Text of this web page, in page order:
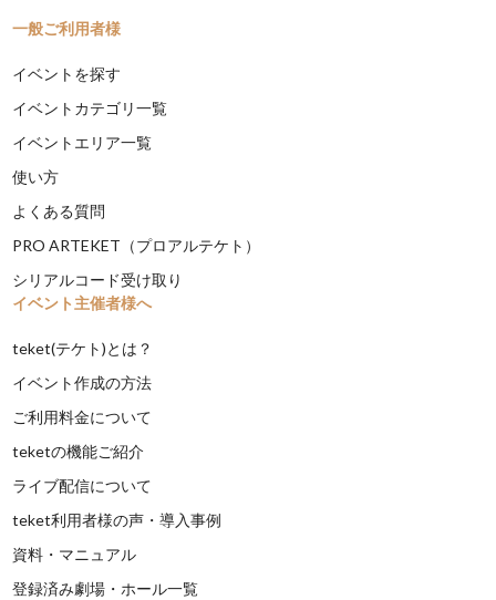
一般ご利用者様
イベントを探す
イベントカテゴリ一覧
イベントエリア一覧
使い方
よくある質問
PRO ARTEKET（プロアルテケト）
シリアルコード受け取り
イベント主催者様へ
teket(テケト)とは？
イベント作成の方法
ご利用料金について
teketの機能ご紹介
ライブ配信について
teket利用者様の声・導入事例
資料・マニュアル
登録済み劇場・ホール一覧